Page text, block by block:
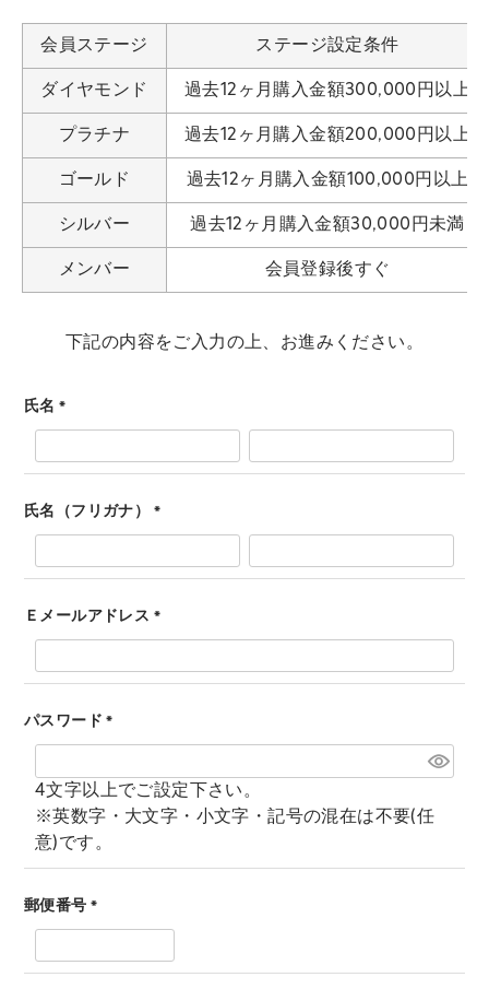
会員ステージ ステージ設定条件
ダイヤモンド 過去12ヶ月購入金額300,000円以上
プラチナ 過去12ヶ月購入金額200,000円以上
ゴールド 過去12ヶ月購入金額100,000円以上
シルバー 過去12ヶ月購入金額30,000円未満
メンバー 会員登録後すぐ
下記の内容をご入力の上、お進みください。
氏名
(
須
氏名（フリガナ）
(
須
)
Ｅメールアドレス
(
須
パスワード
(
須
4文字以上でご設定下さい。
※英数字・大文字・小文字・記号の混在は不要(任
意)です。
郵便番号
(
須